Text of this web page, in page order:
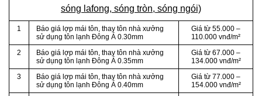
sóng lafong, sóng tròn, sóng ngói)
1
Báo giá lợp mái tôn, thay tôn nhà xưởng
sử dụng tôn lạnh Đông Á 0.30mm
Giá từ 55.000 –
110.000 vnđ/m²
2
Báo giá lợp mái tôn, thay tôn nhà xưởng
sử dụng tôn lạnh Đông Á 0.35mm
Giá từ 67.000 –
134.000 vnđ/m²
3
Báo giá lợp mái tôn, thay tôn nhà xưởng
sử dụng tôn lạnh Đông Á 0.40mm
Giá từ 77.000 –
154.000 vnđ/m²